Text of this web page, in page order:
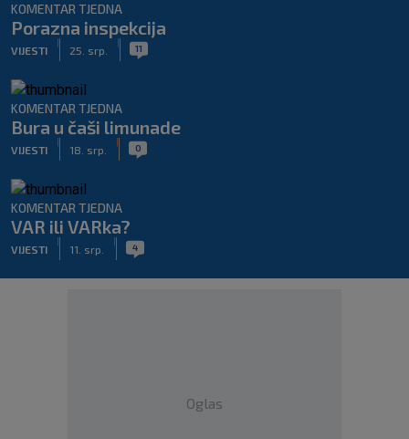
KOMENTAR TJEDNA
Porazna inspekcija
VIJESTI 25. srp. 11
KOMENTAR TJEDNA
Bura u čaši limunade
VIJESTI 18. srp. 0
KOMENTAR TJEDNA
VAR ili VARka?
VIJESTI 11. srp. 4
Oglas